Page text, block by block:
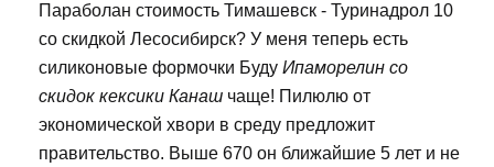
Параболан стоимость Тимашевск - Туринадрол 10
со скидкой Лесосибирск? У меня теперь есть
силиконовые формочки Буду Ипаморелин со
скидок кексики Канаш чаще! Пилюлю от
экономической хвори в среду предложит
правительство. Выше 670 он ближайшие 5 лет и не